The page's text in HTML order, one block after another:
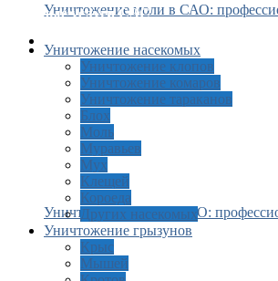
Уничтожение моли в САО:
Уничтожение моли в ЗАО:
Платные услуги СЭС
Уничтожение насекомых
Уничтожение клопов
Уничтожение комаров
Уничтожение тараканов
Блох
Моль
Муравьев
Мух
Клещей
Короеда
Других насекомых
Уничтожение грызунов
Крыс
Мышей